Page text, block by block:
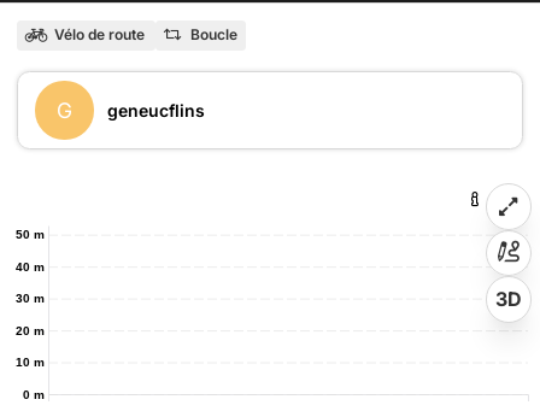
Vélo de route Boucle
G geneucflins
0 m
10 m
20 m
30 m
40 m
50 m
3D